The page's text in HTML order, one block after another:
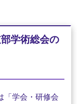
学術総会の
学会・研修会